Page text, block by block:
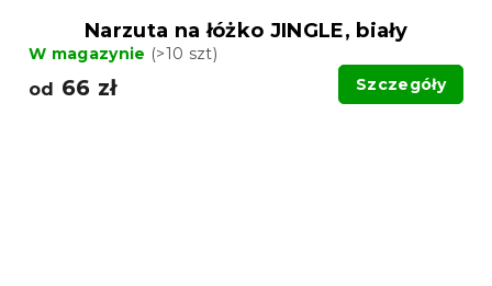
Narzuta na łóżko JINGLE, biały
W magazynie (>10 szt)
od 66 zł Szczegóły